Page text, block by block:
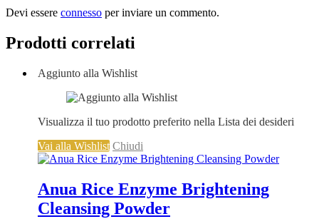
Devi essere connesso per inviare un commento.
Prodotti correlati
Aggiunto alla Wishlist
Visualizza il tuo prodotto preferito nella Lista dei desideri
Vai alla Wishlist Chiudi
Anua Rice Enzyme Brightening
Cleansing Powder